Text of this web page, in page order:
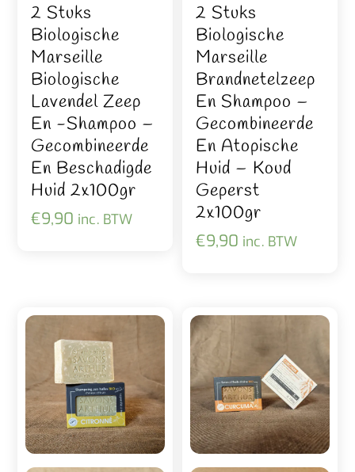
2 Stuks
Biologische
Marseille
Biologische
Lavendel Zeep
En -shampoo –
Gecombineerde
En Beschadigde
Huid 2x100gr
€9,90 inc. BTW
2 Stuks
Biologische
Marseille
Brandnetelzeep
En Shampoo –
Gecombineerde
En Atopische
Huid – Koud
Geperst
2x100gr
€9,90 inc. BTW